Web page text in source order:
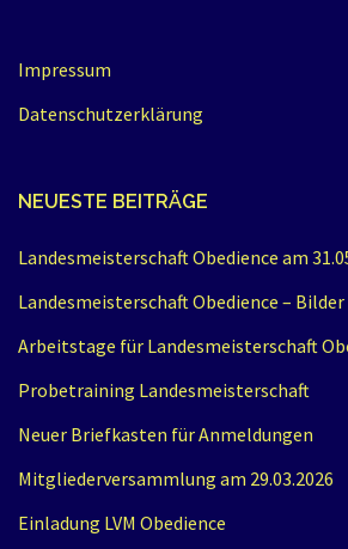
Impressum
Datenschutzerklärung
NEUESTE BEITRÄGE
Landesmeisterschaft Obedience am
Landesmeisterschaft Obedience – Bilder
Arbeitstage für Landesmeisterschaft
Probetraining Landesmeisterschaft
Neuer Briefkasten für Anmeldungen
Mitgliederversammlung am 29.03.2026
Einladung LVM Obedience